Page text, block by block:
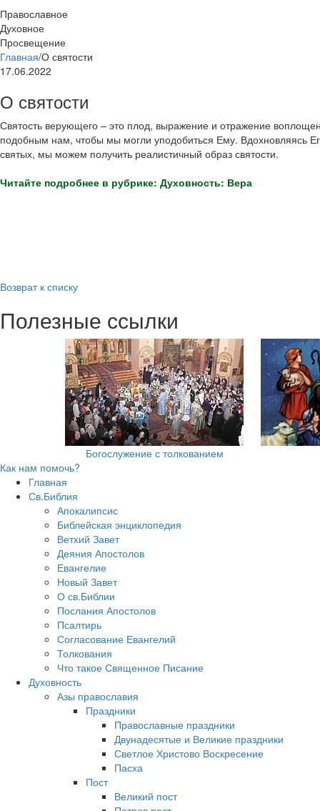
Православное
Духовное
Просвещение
Главная/О святости
17.06.2022
О святости
Святость верующего – это плод, выражение и отражение
подобным нам, чтобы мы могли уподобиться Ему. Вдохновляясь
святых, мы можем получить реалистичный образ святости.
Читайте подробнее в рубрике: Духовность: Вера
Возврат к списку
Полезные ссылки
Богослужение с толкованием
Как нам помочь?
Главная
Св.Библия
Апокалипсис
Библейская энциклопедия
Ветхий Завет
Деяния Апостолов
Евангелие
Новый Завет
О св.Библии
Послания Апостолов
Псалтирь
Согласование Евангелий
Толкования
Что такое Священное Писание
Духовность
Азы православия
Праздники
Православные праздники
Двунадесятые и Великие праздники
Светлое Христово Воскресение
Пасха
Пост
Великий пост